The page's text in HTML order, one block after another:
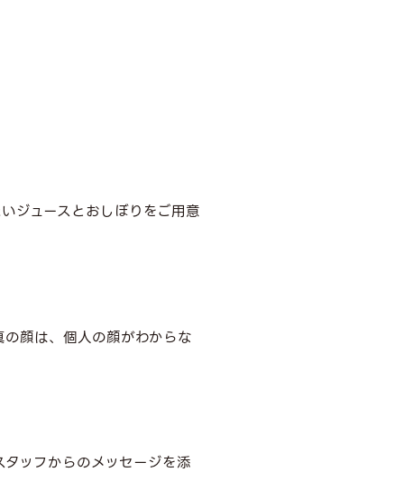
ジュースとおしぼりをご用意
顔は、個人の顔がわからな
ッフからのメッセージを添